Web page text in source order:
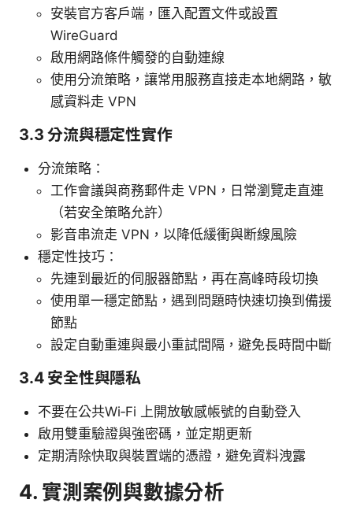
安裝官方客戶端，匯入配置文件或設置
WireGuard
啟用網路條件觸發的自動連線
使用分流策略，讓常用服務直接走本地網路，敏
感資料走 VPN
3.3 分流與穩定性實作
分流策略：
工作會議與商務郵件走 VPN，日常瀏覽走直連
（若安全策略允許）
影音串流走 VPN，以降低緩衝與断線風險
穩定性技巧：
先連到最近的伺服器節點，再在高峰時段切換
使用單一穩定節點，遇到問題時快速切換到備援
節點
設定自動重連與最小重試間隔，避免長時間中斷
3.4 安全性與隱私
不要在公共Wi‑Fi 上開放敏感帳號的自動登入
啟用雙重驗證與強密碼，並定期更新
定期清除快取與裝置端的憑證，避免資料洩露
4. 實測案例與數據分析